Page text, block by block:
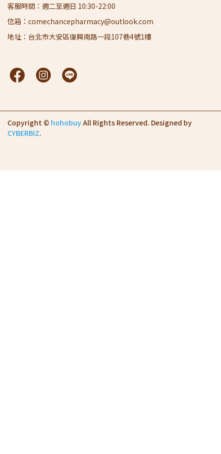
客服時間：週二至週日 10:30-22:00
信箱：comechancepharmacy@outlook.com
地址：台北市大安區復興南路一段107巷4號1樓
Copyright © hohobuyAll Rights Reserved. Designed by
CYBERBIZ.